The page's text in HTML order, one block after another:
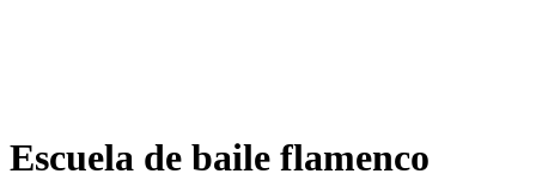
Escuela de baile flamenco